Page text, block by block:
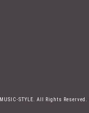
STYLE. All Rights Reserved.